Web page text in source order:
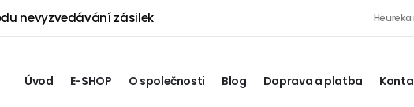
nevyzvedávání zásilek
Úvod E-SHOP O společnosti Blog Doprava a platba